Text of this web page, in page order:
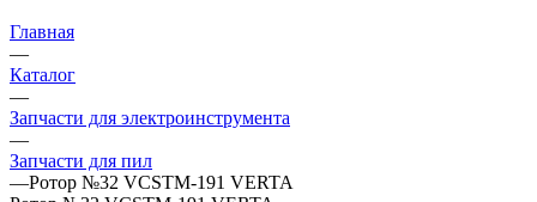
Главная
—
Каталог
—
Запчасти для электроинструмента
—
Запчасти для пил
—Ротор №32 VCSTM-191 VERTA